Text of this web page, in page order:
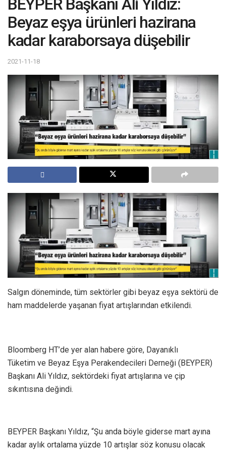
BEYPER Başkanı Ali Yıldız:
Beyaz eşya ürünleri hazirana
kadar karaborsaya düşebilir
2021-11-18
Salgın döneminde, tüm sektörler gibi beyaz eşya sektörü de
ham maddelerde yaşanan fiyat artışlarından etkilendi.
Bloomberg HT’de yer alan habere göre, Dayanıklı
Tüketim ve Beyaz Eşya Perakendecileri Derneği (BEYPER)
Başkanı Ali Yıldız, sektördeki fiyat artışlarına ve çip
sıkıntısına değindi.
BEYPER Başkanı Yıldız, “Şu anda böyle giderse mart ayına
kadar aylık ortalama yüzde 10 artışlar söz konusu olacak